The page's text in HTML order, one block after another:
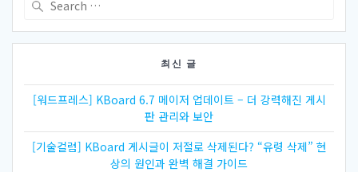
최신 글
[워드프레스] KBoard 6.7 메이저 업데이트 – 더 강력해진 게시
판 관리와 보안
[기술컬럼] KBoard 게시글이 저절로 삭제된다? “유령 삭제” 현
상의 원인과 완벽 해결 가이드